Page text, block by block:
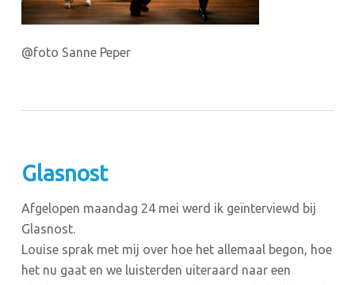
@foto Sanne Peper
Glasnost
Afgelopen maandag 24 mei werd ik geïnterviewd bij
Glasnost.
⁣Louise sprak met mij over hoe het allemaal begon, hoe
het nu gaat en we luisterden uiteraard naar een